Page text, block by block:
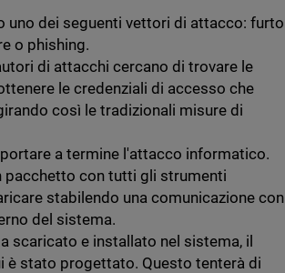
uno dei seguenti vettori di attacco: furto
o phishing.
di attacchi cercano di trovare le
le credenziali di accesso che
così le tradizionali misure di
a termine l'attacco informatico.
pacchetto con tutti gli strumenti
stabilendo una comunicazione con
del sistema.
scaricato e installato nel sistema, il
è stato progettato. Questo tenterà di